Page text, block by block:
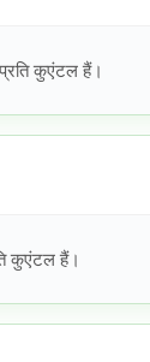
कुएंटल हैं।
कुएंटल हैं।